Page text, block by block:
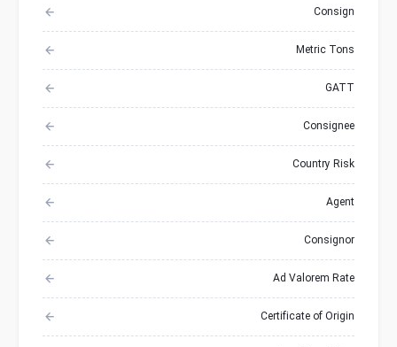
Consign
Metric Tons
GATT
Consignee
Country Risk
Agent
Consignor
Ad Valorem Rate
Certificate of Origin